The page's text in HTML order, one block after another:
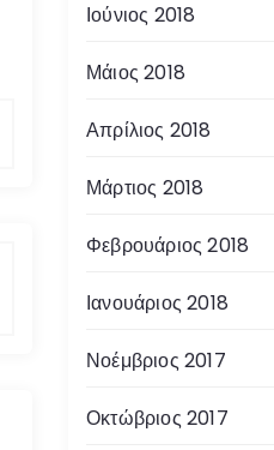
Ιούνιος 2018
Μάιος 2018
Απρίλιος 2018
Μάρτιος 2018
Φεβρουάριος 2018
Ιανουάριος 2018
Νοέμβριος 2017
Οκτώβριος 2017